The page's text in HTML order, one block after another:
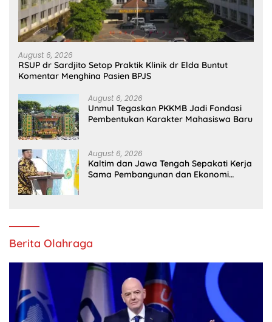
August 6, 2026
RSUP dr Sardjito Setop Praktik Klinik dr Elda Buntut
Komentar Menghina Pasien BPJS
August 6, 2026
Unmul Tegaskan PKKMB Jadi Fondasi
Pembentukan Karakter Mahasiswa Baru
August 6, 2026
Kaltim dan Jawa Tengah Sepakati Kerja
Sama Pembangunan dan Ekonomi
Berita Olahraga